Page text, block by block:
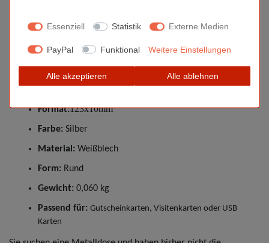
silbernen Gutscheindose. Ob als Geschenk für Ihre Liebsten oder
als edle Präsentation für Kunden – diese Dose wird sicherlich
einen bleibenden Eindruck hinterlassen.
Technische Eigenschaften:
Format:123x10mm
Farbe: Silber
Material: Weißblech
Form: Rund
Gewicht: 0,060 kg
Passend für: Gutscheinkarten, Visitenkarten oder USB
Karten
Essenziell Statistik Externe Medien
PayPal Funktional Weitere Einstellungen
Alle akzeptieren Alle ablehnen